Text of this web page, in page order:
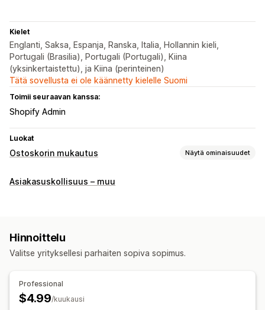
Kielet
Englanti, Saksa, Espanja, Ranska, Italia, Hollannin kieli,
Portugali (Brasilia), Portugali (Portugali), Kiina
(yksinkertaistettu), ja Kiina (perinteinen)
Tätä sovellusta ei ole käännetty kielelle Suomi
Toimii seuraavan kanssa:
Shopify Admin
Luokat
Ostoskorin mukautus Näytä ominaisuudet
Ostoskorin näkymä
Tuotesuositukset
Kassan mukauttaminen
Asiakasuskollisuus – muu
Hinnoittelu
Valitse yrityksellesi parhaiten sopiva sopimus.
Professional
$4.99/kuukausi